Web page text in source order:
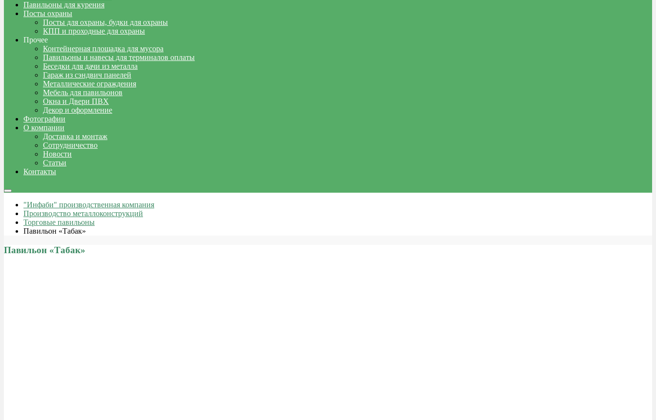
Павильоны для курения
Посты охраны
Посты для охраны, будки для охраны
КПП и проходные для охраны
Прочее
Контейнерная площадка для мусора
Павильоны и навесы для терминалов оплаты
Беседки для дачи из металла
Гараж из сэндвич панелей
Металлические ограждения
Мебель для павильонов
Окна и Двери ПВХ
Декор и оформление
Фотографии
О компании
Доставка и монтаж
Сотрудничество
Новости
Статьи
Контакты
"Инфаби" производственная компания
Производство металлоконструкций
Торговые павильоны
Павильон «Табак»
Павильон «Табак»